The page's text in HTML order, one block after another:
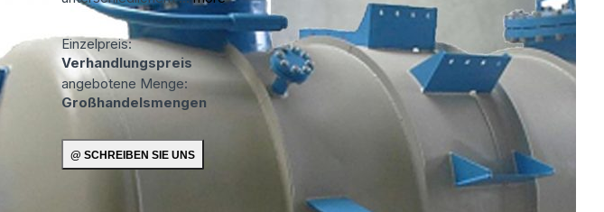
Einzelpreis:
Verhandlungspreis
angebotene Menge:
Großhandelsmengen